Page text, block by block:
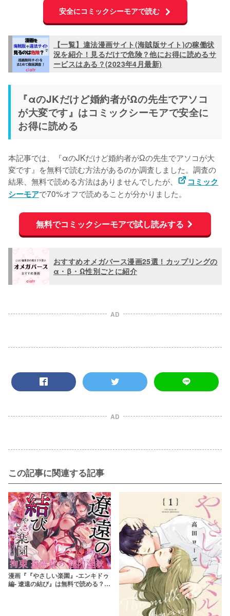
安全にコミックシーモアで読む
【一覧】違法漫画サイト(海賊版サイト)の稼働状
況を紹介！見るだけで危険？他にお得に読めるサ
ービスはある？(2023年4月最新)
『αのJKだけど婚約者がΩの先生でアソコ
が大変です』はコミックシーモアで安全に
お得に読める
本記事では、『αのJKだけど婚約者がΩの先生でアソコが大
変です』を無料で読む方法があるのか調査しました。調査の
結果、無料で読める方法はありませんでしたが、
コミック
シーモアで70%オフで読めることが分かりました。
無料でコミックシーモアで試し読みする
おすすめオメガバース漫画25選！カップリングの
α・β・Ω性別ごとに紹介
AD
AD
この記事に関連する記事
漫画『『やさしい楽園』-エンキドゥ
編- 遼遠の結び』は無料で読める？